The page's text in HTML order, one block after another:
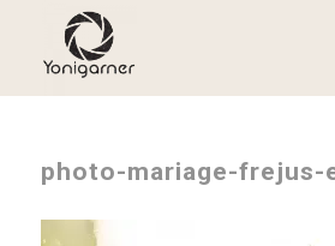
photo-mariage-frejus-